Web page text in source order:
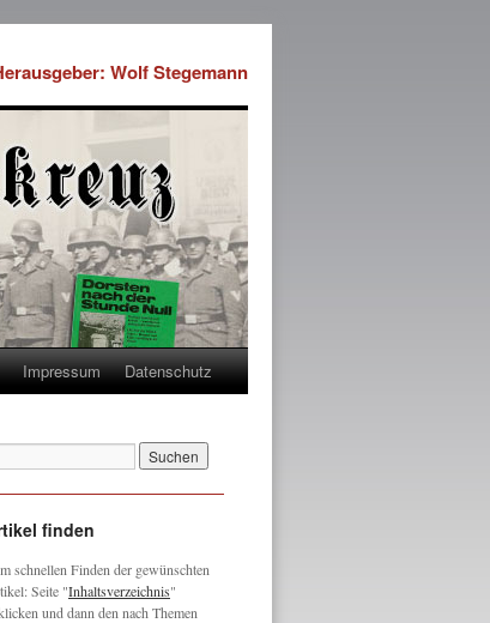
Wolf Stegemann
Impressum Datenschutz
finden
schnellen Finden der gewünschten
Seite "Inhaltsverzeichnis"
und dann den nach Themen